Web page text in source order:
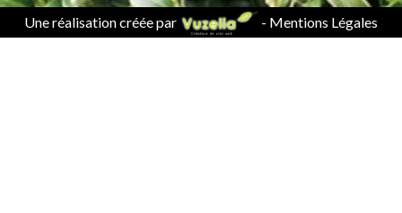
Une réalisation créée par - Mentions Légales